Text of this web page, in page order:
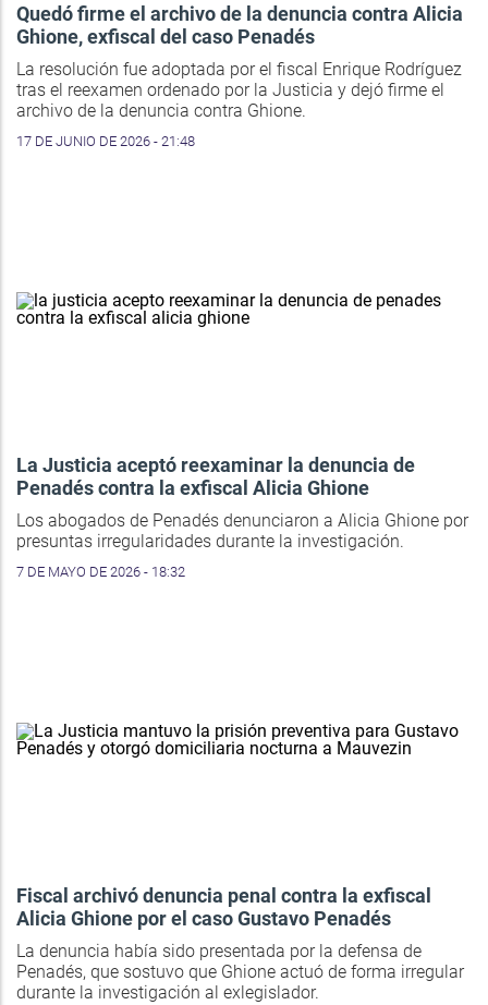
Quedó firme el archivo de la denuncia contra Alicia
Ghione, exfiscal del caso Penadés
La resolución fue adoptada por el fiscal Enrique Rodríguez
tras el reexamen ordenado por la Justicia y dejó firme el
archivo de la denuncia contra Ghione.
17 DE JUNIO DE 2026 - 21:48
La Justicia aceptó reexaminar la denuncia de
Penadés contra la exfiscal Alicia Ghione
Los abogados de Penadés denunciaron a Alicia Ghione por
presuntas irregularidades durante la investigación.
7 DE MAYO DE 2026 - 18:32
Fiscal archivó denuncia penal contra la exfiscal
Alicia Ghione por el caso Gustavo Penadés
La denuncia había sido presentada por la defensa de
Penadés, que sostuvo que Ghione actuó de forma irregular
durante la investigación al exlegislador.